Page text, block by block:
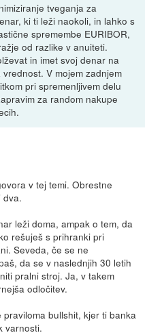
tveganja za
ki ti leži naokoli, in lahko s
spremembe EURIBOR,
od razlike v anuiteti.
in imet svoj denar na
V mojem zadnjem
pri spremenljivem delu
za random nakupe
v tej temi. Obrestne
dva.
leži doma, ampak o tem, da
rešuješ s prihranki pri
Seveda, če se ne
da se v naslednjih 30 letih
pralni stroj. Ja, v takem
odločitev.
bullshit, kjer ti banka
varnosti.